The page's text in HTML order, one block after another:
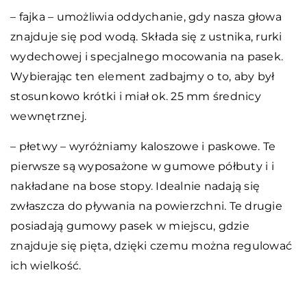
– fajka – umożliwia oddychanie, gdy nasza głowa
znajduje się pod wodą. Składa się z ustnika, rurki
wydechowej i specjalnego mocowania na pasek.
Wybierając ten element zadbajmy o to, aby był
stosunkowo krótki i miał ok. 25 mm średnicy
wewnętrznej.
– płetwy – wyróżniamy kaloszowe i paskowe. Te
pierwsze są wyposażone w gumowe półbuty i i
nakładane na bose stopy. Idealnie nadają się
zwłaszcza do pływania na powierzchni. Te drugie
posiadają gumowy pasek w miejscu, gdzie
znajduje się pięta, dzięki czemu można regulować
ich wielkość.